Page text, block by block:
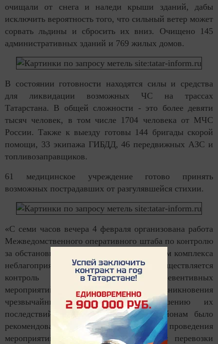
очищали от снега и наледи крыши зданий, дабы
исключить вероятность того, что сильный ветер может
сорвать льдины и сбросить их вниз. Очищено 145
административных зданий и 769 жилых домов.
В состоянии готовности находятся силы и средства
для ликвидации возможных ЧС на трассах
Татарстана. В общей сложности - это более девяти
тысяч человек, в том числе 1704 человека от МЧС
России. Также к выезду готовы 144 бригады скорой
помощи, 33 экипажа ГИБДД, 46 передвижных АЗС и
топливозаправщиков.
61 медицинское учреждение готово принять
возможных пострадавших от разгулявшейся стихии.
«С семи часов вечера 4 февраля организована работа
Межведомственного оперативного штаба по контролю
за обстановкой, связанной с прохождением комплекса
неблагоприятных метеоявлений. Осуществляется
контроль выполнения комплекса превентивных
мероприятий по снижению риска возникновения
чрезвычайных ситуаций и уменьшению их
последствий. Всем муниципальным районам было
рекомендовано воздержаться от проведения
мероприятий на открытой местности и перевозки